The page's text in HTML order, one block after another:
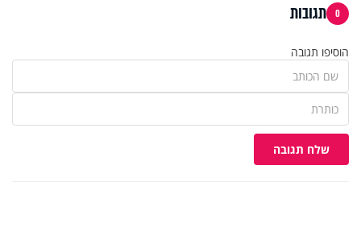
0 תגובות
הוסיפו תגובה
שלח תגובה